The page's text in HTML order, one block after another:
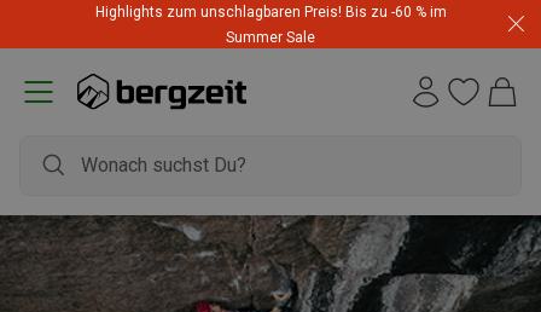
Highlights zum unschlagbaren Preis! Bis zu -60 % im
Summer Sale